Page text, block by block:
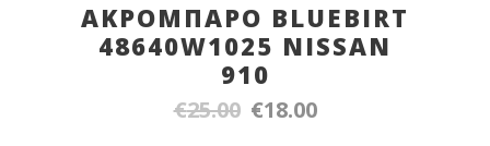
AKΡΟΜΠΑΡΟ BLUEBIRT
48640W1025 NISSAN
910
€25.00 Original
€18.00Η